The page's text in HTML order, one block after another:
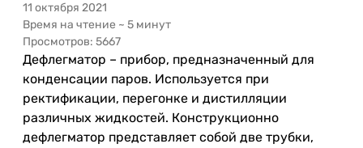
11 октября 2021
Время на чтение ~ 5 минут
Просмотров: 5667
Дефлегматор – прибор, предназначенный для
конденсации паров. Используется при
ректификации, перегонке и дистилляции
различных жидкостей. Конструкционно
дефлегматор представляет собой две трубки,